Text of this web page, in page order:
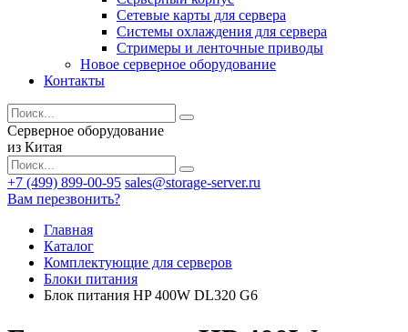
Сетевые карты для сервера
Системы охлаждения для сервера
Стримеры и ленточные приводы
Новое серверное оборудование
Контакты
Серверное оборудование
из Китая
+7 (499) 899-00-95 sales@storage-server.ru
Вам перезвонить?
Главная
Каталог
Комплектующие для серверов
Блоки питания
Блок питания HP 400W DL320 G6